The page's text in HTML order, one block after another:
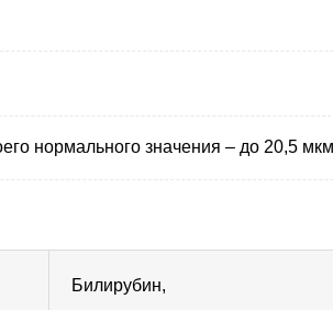
нормального значения – до 20,5
Билирубин,